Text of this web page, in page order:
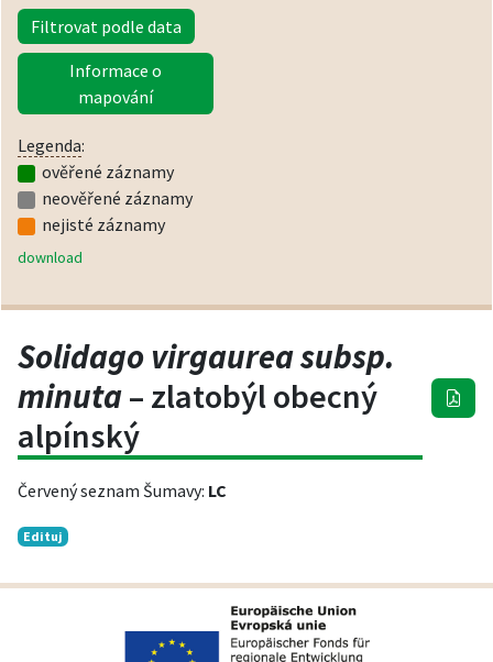
Filtrovat podle data
Informace o
mapování
Legenda:
ověřené záznamy
neověřené záznamy
nejisté záznamy
download
Solidago virgaurea subsp.
minuta– zlatobýl obecný
alpínský
Červený seznam Šumavy: LC
Edituj